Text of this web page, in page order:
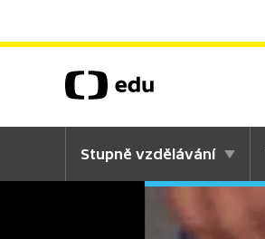
Stupně vzdělávání